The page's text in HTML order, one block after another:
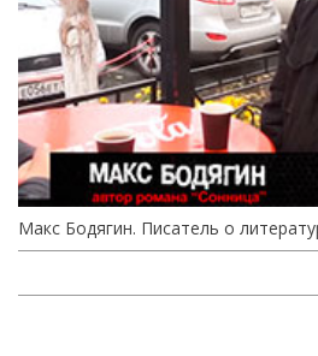
Макс Бодягин. Писатель о